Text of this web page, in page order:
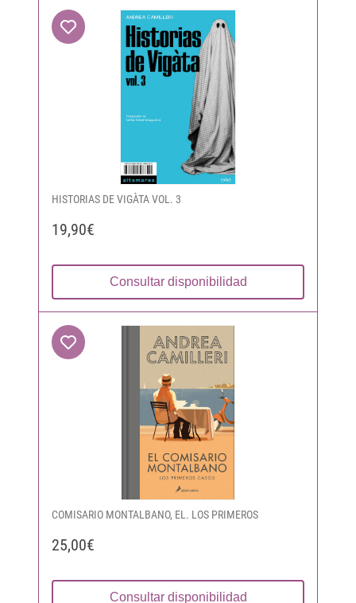
HISTORIAS DE VIGÀTA VOL. 3
19,90€
Consultar disponibilidad
COMISARIO MONTALBANO, EL. LOS PRIMEROS
25,00€
Consultar disponibilidad